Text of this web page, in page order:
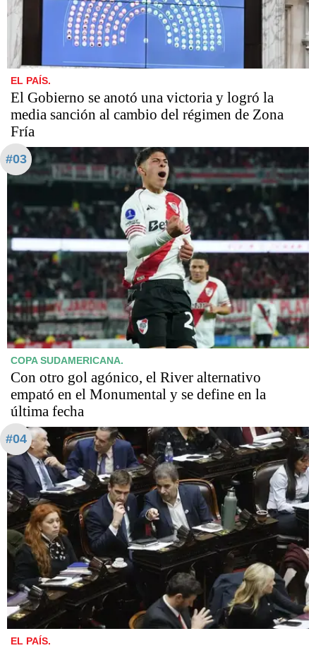
EL PAÍS.
El Gobierno se anotó una victoria y logró la
media sanción al cambio del régimen de Zona
Fría
#03
COPA SUDAMERICANA.
Con otro gol agónico, el River alternativo
empató en el Monumental y se define en la
última fecha
#04
EL PAÍS.